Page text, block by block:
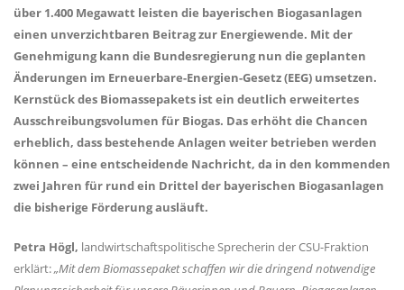
über 1.400 Megawatt leisten die bayerischen Biogasanlagen
einen unverzichtbaren Beitrag zur Energiewende. Mit der
Genehmigung kann die Bundesregierung nun die geplanten
Änderungen im Erneuerbare-Energien-Gesetz (EEG) umsetzen.
Kernstück des Biomassepakets ist ein deutlich erweitertes
Ausschreibungsvolumen für Biogas. Das erhöht die Chancen
erheblich, dass bestehende Anlagen weiter betrieben werden
können – eine entscheidende Nachricht, da in den kommenden
zwei Jahren für rund ein Drittel der bayerischen Biogasanlagen
die bisherige Förderung ausläuft.
Petra Högl, landwirtschaftspolitische Sprecherin der CSU-Fraktion
erklärt:Mit dem Biomassepaket schaffen wir die dringend notwendige